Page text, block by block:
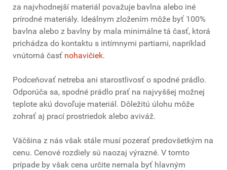
za najvhodnejší materiál považuje bavlna alebo iné
prírodné materiály. Ideálnym zložením môže byť 100%
bavlna alebo z bavlny by mala minimálne tá časť, ktorá
prichádza do kontaktu s intímnymi partiami, napríklad
vnútorná časť nohavičiek.
Podceňovať netreba ani starostlivosť o spodné prádlo.
Odporúča sa, spodné prádlo prať na najvyššej možnej
teplote akú dovoľuje materiál. Dôležitú úlohu môže
zohrať aj prací prostriedok alebo aviváž.
Väčšina z nás však stále musí pozerať predovšetkým na
cenu. Cenové rozdiely sú naozaj výrazné. V tomto
prípade by však cena určite nemala byť hlavným